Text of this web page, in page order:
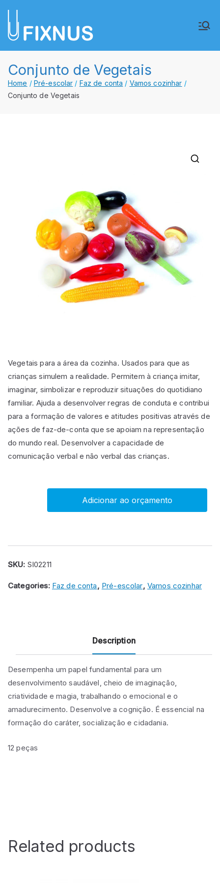
para
Lda.
Conjunto de Vegetais
Home Pré-escolar Faz de conta
Vamos cozinhar
Conjunto de Vegetais
Vegetais para a área da cozinha. Usados para que as
crianças simulem a realidade. Permitem à criança imitar,
imaginar, simbolizar e reproduzir situações do quotidiano
familiar. Ajuda a desenvolver regras de conduta e contribui
para a formação de valores e atitudes positivas através de
ações de faz-de-conta que se apoiam na representação
do mundo real. Desenvolver a capacidade de
comunicação verbal e não verbal das crianças.
quantity
Adicionar ao orçamento
SKU: SI02211
Categories: Faz de conta, Pré-escolar, Vamos cozinhar
Description
Desempenha um papel fundamental para um
desenvolvimento saudável, cheio de imaginação,
criatividade e magia, trabalhando o emocional e o
amadurecimento. Desenvolve a cognição. É essencial na
formação do caráter, socialização e cidadania.
12 peças
Related products